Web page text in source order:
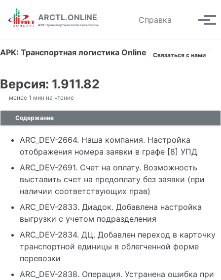
Skip to primary navigation
Skip to content
Skip to footer
ARCTL.ONLINE
АРК: Транспортная логистика Online
Справка Toggle
АРК: Транспортная логистика Online Связаться с нами
Версия: 1.911.82
менее 1 мин на чтение
Содержание
ARC_DEV-2664. Наша компания. Настройка
отображения номера заявки в графе [8] УПД
ARC_DEV-2691. Счет на оплату. Возможность
выставить счет на предоплату без заявки (при
наличии соответствующих прав)
ARC_DEV-2833. Диадок. Добавлена настройка
выгрузки с учетом подразделения
ARC_DEV-2834. ДЦ. Добавлен переход в карточку
транспортной единицы в облегченной форме
перевозки
ARC_DEV-2838. Операция. Устранена ошибка при